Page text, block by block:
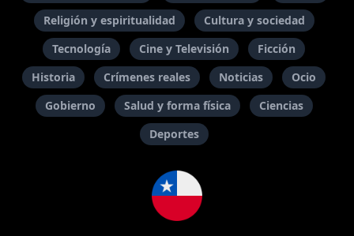
Religión y espiritualidad
Cultura y sociedad
Tecnología
Cine y Televisión
Ficción
Historia
Crímenes reales Noticias
Ocio
Gobierno
Salud y forma física
Ciencias
Deportes